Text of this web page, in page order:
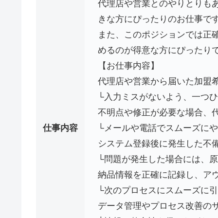
仕事内容
代理店や営業とのやりとりも
きな方にぴったりのお仕事で
また、このポジションでは正
めるのが得意な方にぴったり
【お仕事内容】
代理店や営業から届いた加盟
└入力ミスがないよう、一つ
不明点や修正が必要な場合、
└メールや電話でスムーズに
システム登録後に発生した不
└問題が発生した場合には、
納品情報を正確に記録し、ア
└次のプロセスにスムーズに
データ管理やプロセス改善の